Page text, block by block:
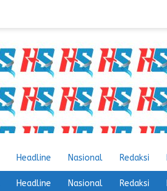
Headline Nasional Redaksi
Headline Nasional Redaksi